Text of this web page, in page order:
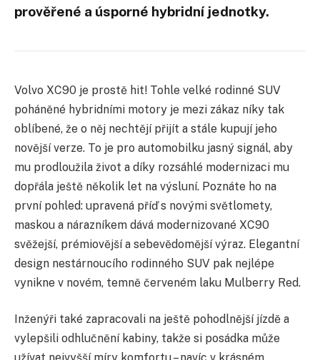
prověřené a úsporné hybridní jednotky.
Volvo XC90 je prostě hit! Tohle velké rodinné SUV
poháněné hybridními motory je mezi zákaz níky tak
oblíbené, že o něj nechtějí přijít a stále kupují jeho
novější verze. To je pro automobilku jasný signál, aby
mu prodloužila život a díky rozsáhlé modernizaci mu
dopřála ještě několik let na výsluní. Poznáte ho na
první pohled: upravená příď s novými světlomety,
maskou a nárazníkem dává modernizované XC90
svěžejší, prémiovější a sebevědomější výraz. Elegantní
design nestárnoucího rodinného SUV pak nejlépe
vynikne v novém, temně červeném laku Mulberry Red.
Inženýři také zapracovali na ještě pohodlnější jízdě a
vylepšili odhlučnění kabiny, takže si posádka může